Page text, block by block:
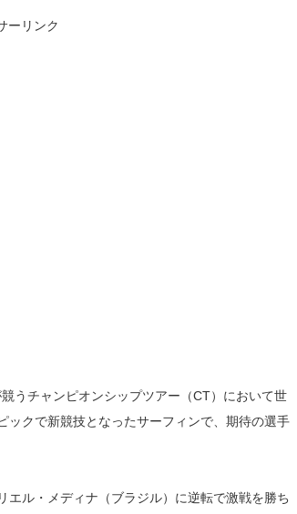
ーリンク
うチャンピオンシップツアー（CT）において世
クで新競技となったサーフィンで、期待の選手
ル・メディナ（ブラジル）に逆転で激戦を勝ち